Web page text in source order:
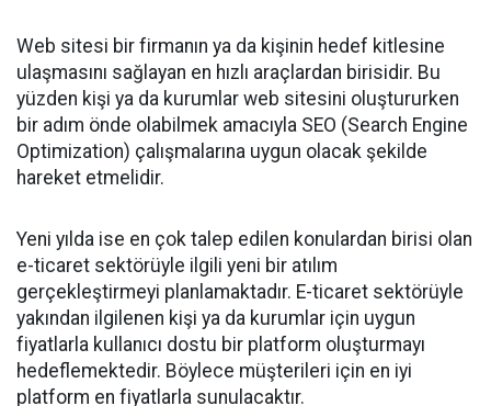
Web sitesi bir firmanın ya da kişinin hedef kitlesine
ulaşmasını sağlayan en hızlı araçlardan birisidir. Bu
yüzden kişi ya da kurumlar web sitesini oluştururken
bir adım önde olabilmek amacıyla SEO (Search Engine
Optimization) çalışmalarına uygun olacak şekilde
hareket etmelidir.
Yeni yılda ise en çok talep edilen konulardan birisi olan
e-ticaret sektörüyle ilgili yeni bir atılım
gerçekleştirmeyi planlamaktadır. E-ticaret sektörüyle
yakından ilgilenen kişi ya da kurumlar için uygun
fiyatlarla kullanıcı dostu bir platform oluşturmayı
hedeflemektedir. Böylece müşterileri için en iyi
platform en fiyatlarla sunulacaktır.